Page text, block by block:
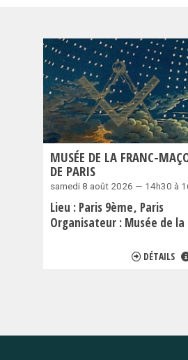
MUSÉE DE LA FRANC-
DE PARIS
samedi 8 août 2026 — 14h30 à
Lieu : Paris 9ème Paris
Organisateur : Musée de la Franc-
DÉTAILS